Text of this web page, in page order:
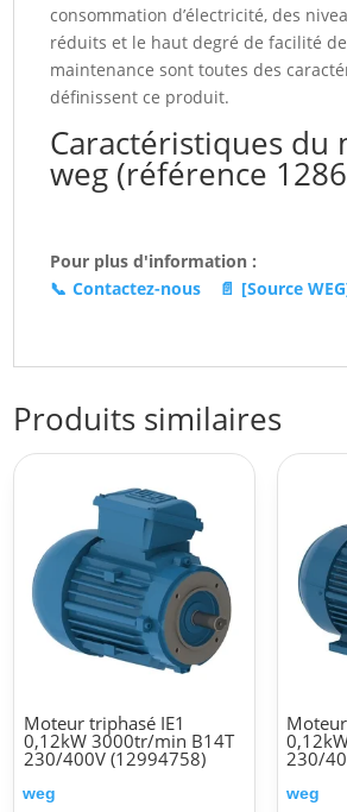
consommation d’électricité, des
réduits et le haut degré de facilité
maintenance sont toutes des
définissent ce produit.
Caractéristiques du
weg (référence
Pour plus d'information :
📞 Contactez-nous 📄 [Source
Produits similaires
Moteur triphasé IE1
0,12kW 3000tr/min B14T
230/400V (12994758)
weg
230/
weg